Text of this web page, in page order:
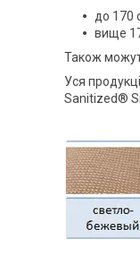
до 170
вище
Також
Уся
Sanitized®